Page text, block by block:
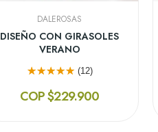
DALEROSAS
DISEÑO CON GIRASOLES
VERANO
(12)
COP $229.900